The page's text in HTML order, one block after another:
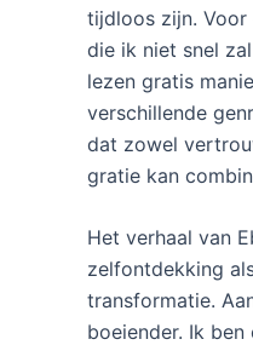
tijdloos zijn. Voor
die ik niet snel
lezen gratis
verschillende
dat zowel
gratie kan
Het verhaal van
zelfontdekking
transformatie.
boeiender. Ik